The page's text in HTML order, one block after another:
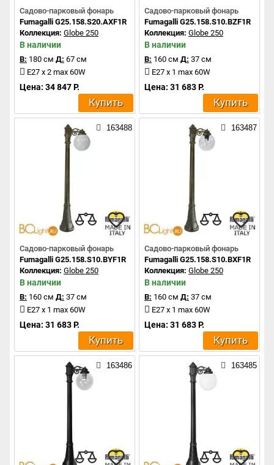
Садово-парковый фонарь
Fumagalli G25.158.S20.AXF1R
Коллекция: Globe 250
В наличии
В: 180 см Д: 67 см
E27 x 2 max 60W
Цена: 34 847 Р.
Купить
Садово-парковый фонарь
Fumagalli G25.158.S10.BZF1R
Коллекция: Globe 250
В наличии
В: 160 см Д: 37 см
E27 x 1 max 60W
Цена: 31 683 Р.
Купить
163488
Садово-парковый фонарь
Fumagalli G25.158.S10.BYF1R
Коллекция: Globe 250
В наличии
В: 160 см Д: 37 см
E27 x 1 max 60W
Цена: 31 683 Р.
Купить
163487
Садово-парковый фонарь
Fumagalli G25.158.S10.BXF1R
Коллекция: Globe 250
В наличии
В: 160 см Д: 37 см
E27 x 1 max 60W
Цена: 31 683 Р.
Купить
163486 163485